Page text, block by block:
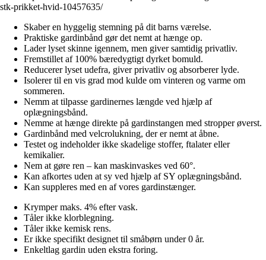
stk-prikket-hvid-10457635/
Skaber en hyggelig stemning på dit barns værelse.
Praktiske gardinbånd gør det nemt at hænge op.
Lader lyset skinne igennem, men giver samtidig privatliv.
Fremstillet af 100% bæredygtigt dyrket bomuld.
Reducerer lyset udefra, giver privatliv og absorberer lyde.
Isolerer til en vis grad mod kulde om vinteren og varme om
sommeren.
Nemm at tilpasse gardinernes længde ved hjælp af
oplægningsbånd.
Nemme at hænge direkte på gardinstangen med stropper øverst.
Gardinbånd med velcrolukning, der er nemt at åbne.
Testet og indeholder ikke skadelige stoffer, ftalater eller
kemikalier.
Nem at gøre ren – kan maskinvaskes ved 60°.
Kan afkortes uden at sy ved hjælp af SY oplægningsbånd.
Kan suppleres med en af vores gardinstænger.
Krymper maks. 4% efter vask.
Tåler ikke klorblegning.
Tåler ikke kemisk rens.
Er ikke specifikt designet til småbørn under 0 år.
Enkeltlag gardin uden ekstra foring.